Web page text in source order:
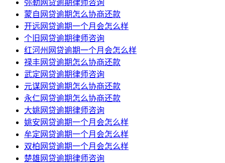
弥勒网贷逾期律师咨询
蒙自网贷逾期怎么协商还款
开远网贷逾期一个月会怎么样
个旧网贷逾期律师咨询
红河州网贷逾期一个月会怎么样
禄丰网贷逾期怎么协商还款
武定网贷逾期律师咨询
元谋网贷逾期怎么协商还款
永仁网贷逾期怎么协商还款
大姚网贷逾期律师咨询
姚安网贷逾期一个月会怎么样
牟定网贷逾期一个月会怎么样
双柏网贷逾期一个月会怎么样
楚雄网贷逾期律师咨询